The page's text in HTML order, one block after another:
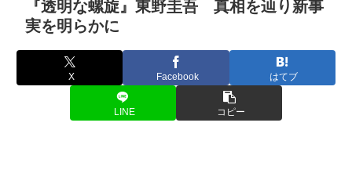
『透明な螺旋』東野圭吾 真相を辿り新事
実を明らかに
X Facebook はてブ
LINE コピー